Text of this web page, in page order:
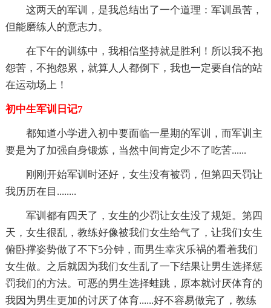
这两天的军训，是我总结出了一个道理：军训虽苦，
但能磨练人的意志力。
在下午的训练中，我相信坚持就是胜利！所以我不抱
怨苦，不抱怨累，就算人人都倒下，我也一定要自信的站
在运动场上！
初中生军训日记7
都知道小学进入初中要面临一星期的军训，而军训主
要是为了加强自身锻炼，当然中间肯定少不了吃苦......
刚刚开始军训时还好，女生没有被罚，但第四天罚让
我历历在目........
军训都有四天了，女生的少罚让女生没了规矩。第四
天，女生很乱，教练好像被我们女生给气了，让我们女生
俯卧撑姿势做了不下5分钟，而男生幸灾乐祸的看着我们
女生做。之后就因为我们女生乱了一下结果让男生选择惩
罚我们的方法。可恶的男生选择蛙跳，原本就讨厌体育的
我因为男生更加的讨厌了体育......好不容易做完了，教练